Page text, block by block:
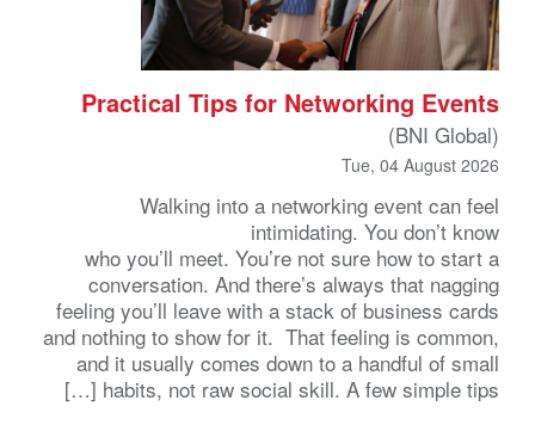
Practical Tips for Networking Events
(BNI Global)
Tue, 04 August 2026
Walking into a networking event can feel
intimidating. You don’t know
who you’ll meet. You’re not sure how to start a
conversation. And there’s always that nagging
feeling you’ll leave with a stack of business cards
and nothing to show for it. That feeling is common,
and it usually comes down to a handful of small
habits, not raw social skill. A few simple tips […]